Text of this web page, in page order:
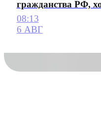
гражданства РФ,
08:13
6 АВГ